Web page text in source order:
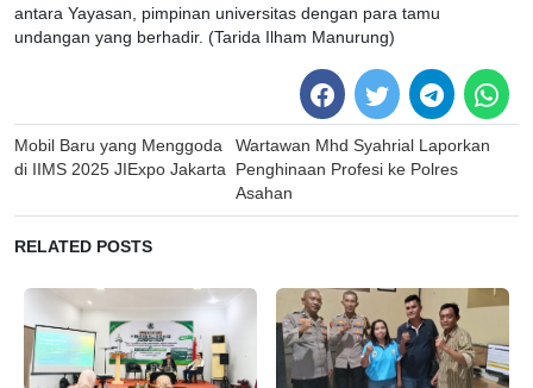
antara Yayasan, pimpinan universitas dengan para tamu
undangan yang berhadir. (Tarida Ilham Manurung)
Post
navigation
Mobil Baru yang Menggoda
di IIMS 2025 JIExpo Jakarta
Wartawan Mhd Syahrial Laporkan
Penghinaan Profesi ke Polres
Asahan
RELATED POSTS